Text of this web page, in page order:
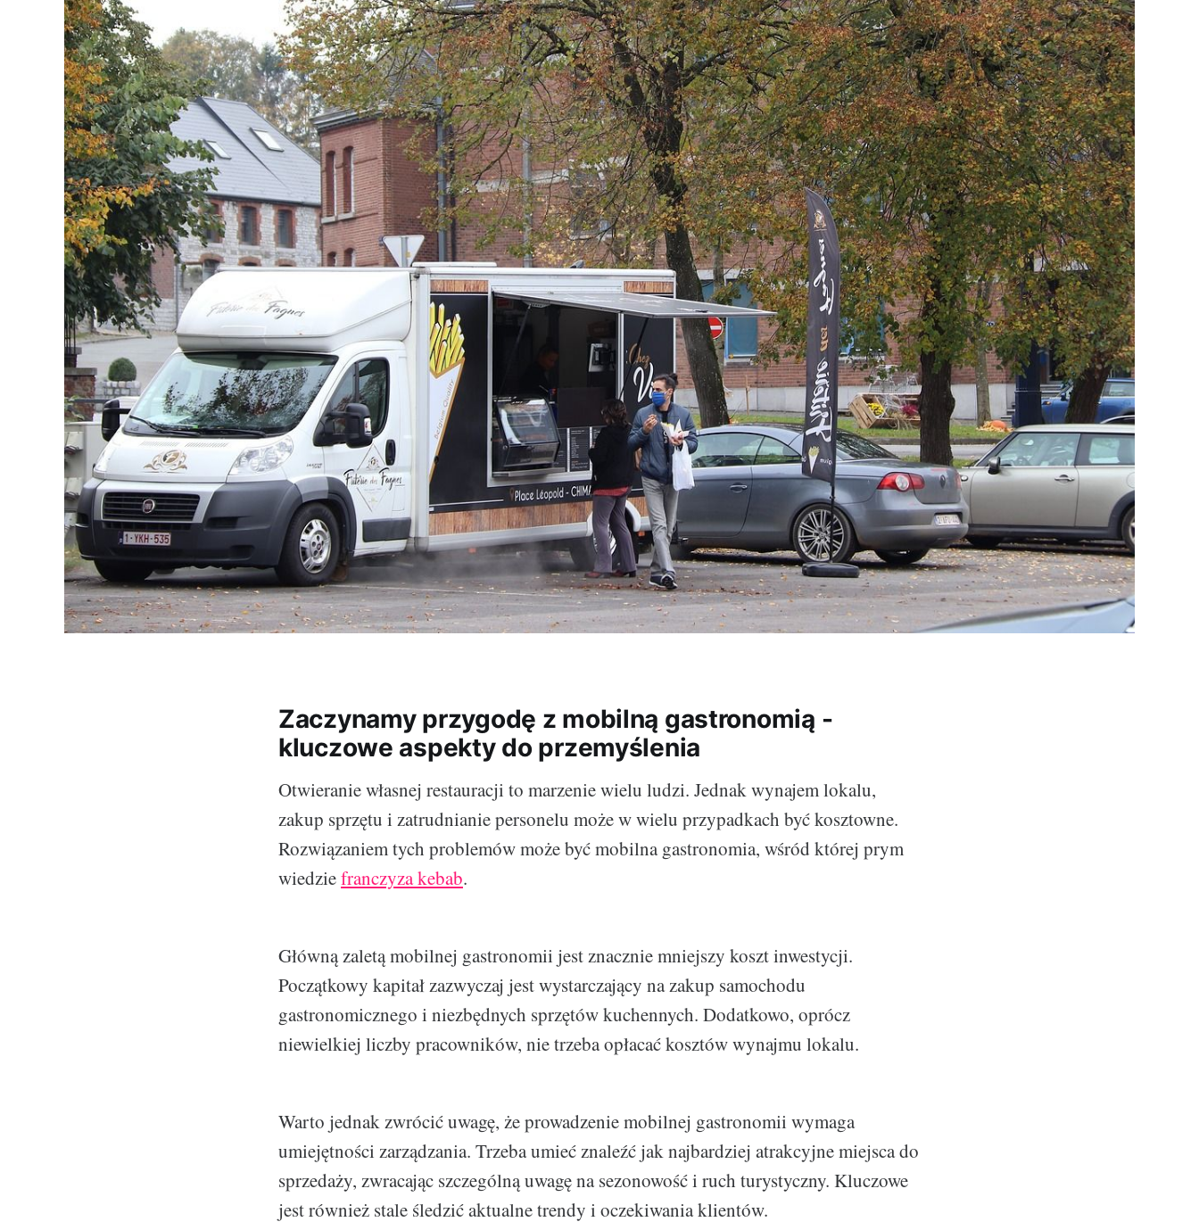
Zaczynamy przygodę z mobilną gastronomią -
kluczowe aspekty do przemyślenia
Otwieranie własnej restauracji to marzenie wielu ludzi. Jednak wynajem lokalu,
zakup sprzętu i zatrudnianie personelu może w wielu przypadkach być kosztowne.
Rozwiązaniem tych problemów może być mobilna gastronomia, wśród której prym
wiedziefranczyza kebab.
Główną zaletą mobilnej gastronomii jest znacznie mniejszy koszt inwestycji.
Początkowy kapitał zazwyczaj jest wystarczający na zakup samochodu
gastronomicznego i niezbędnych sprzętów kuchennych. Dodatkowo, oprócz
niewielkiej liczby pracowników, nie trzeba opłacać kosztów wynajmu lokalu.
Warto jednak zwrócić uwagę, że prowadzenie mobilnej gastronomii wymaga
umiejętności zarządzania. Trzeba umieć znaleźć jak najbardziej atrakcyjne miejsca do
sprzedaży, zwracając szczególną uwagę na sezonowość i ruch turystyczny. Kluczowe
jest również stale śledzić aktualne trendy i oczekiwania klientów.